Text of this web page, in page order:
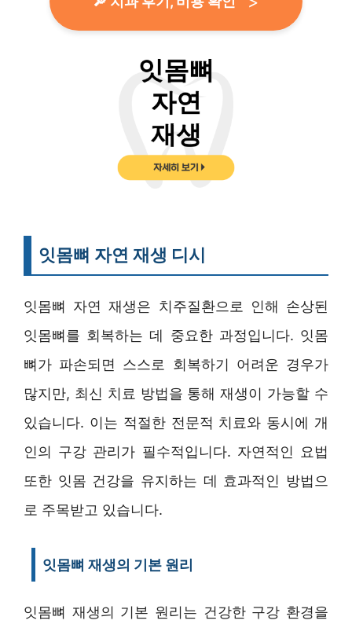
잇몸뼈 자연 재생 디시
잇몸뼈 자연 재생은 치주질환으로 인해 손상된
잇몸뼈를 회복하는 데 중요한 과정입니다. 잇몸
뼈가 파손되면 스스로 회복하기 어려운 경우가
많지만, 최신 치료 방법을 통해 재생이 가능할 수
있습니다. 이는 적절한 전문적 치료와 동시에 개
인의 구강 관리가 필수적입니다. 자연적인 요법
또한 잇몸 건강을 유지하는 데 효과적인 방법으
로 주목받고 있습니다.
잇몸뼈 재생의 기본 원리
잇몸뼈 재생의 기본 원리는 건강한 구강 환경을